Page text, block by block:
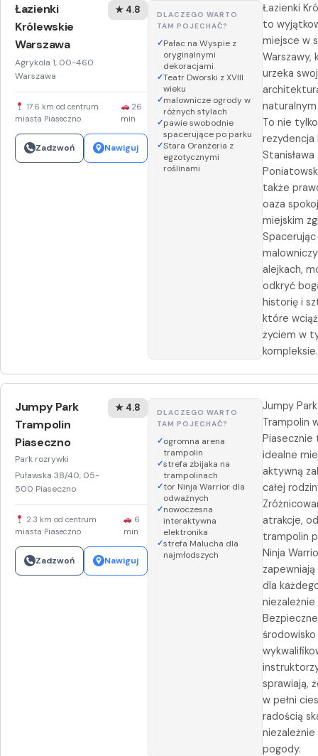
Łazienki
Królewskie
Warszawa
Agrykola 1, 00-460
Warszawa
★ 4.8
17.6 km od centrum
miasta Piaseczno
26
min
Zadzwoń Nawiguj
DLACZEGO WARTO
TAM POJECHAĆ?
Pałac na Wyspie z
oryginalnymi
dekoracjami
Teatr Dworski z XVIII
wieku
malownicze ogrody w
różnych stylach
pawie swobodnie
spacerujące po parku
Stara Oranżeria z
egzotycznymi
roślinami
Łazienki
to
miejsce w
Warszawy,
urzeka
To nie
rezydencja
także
oaza
miejskim
alejkach,
odkryć
historię i
które
życiem w
kompleksie.
Jumpy Park
Trampolin
Piaseczno
Park rozrywki
Puławska 38/40, 05-
500 Piaseczno
★ 4.8
2.3 km od centrum
miasta Piaseczno
6
min
Zadzwoń Nawiguj
DLACZEGO WARTO
TAM POJECHAĆ?
ogromna arena
trampolin
strefa zbijaka na
trampolinach
tor Ninja Warrior dla
odważnych
nowoczesna
interaktywna
elektronika
strefa Malucha dla
najmłodszych
Jumpy Park
Trampolin
Piasecznie
idealne
aktywną
całej
atrakcje, od
trampolin
Ninja
dla
Bezpieczne
środowisko
sprawiają,
w pełni
radością
pogody.